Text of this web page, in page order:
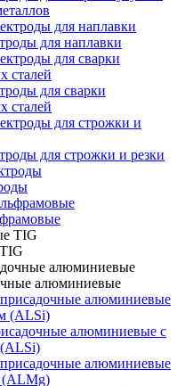
для наплавки
для сварки
сталей
для строжки и резки
алюминиевые
алюминиевые с